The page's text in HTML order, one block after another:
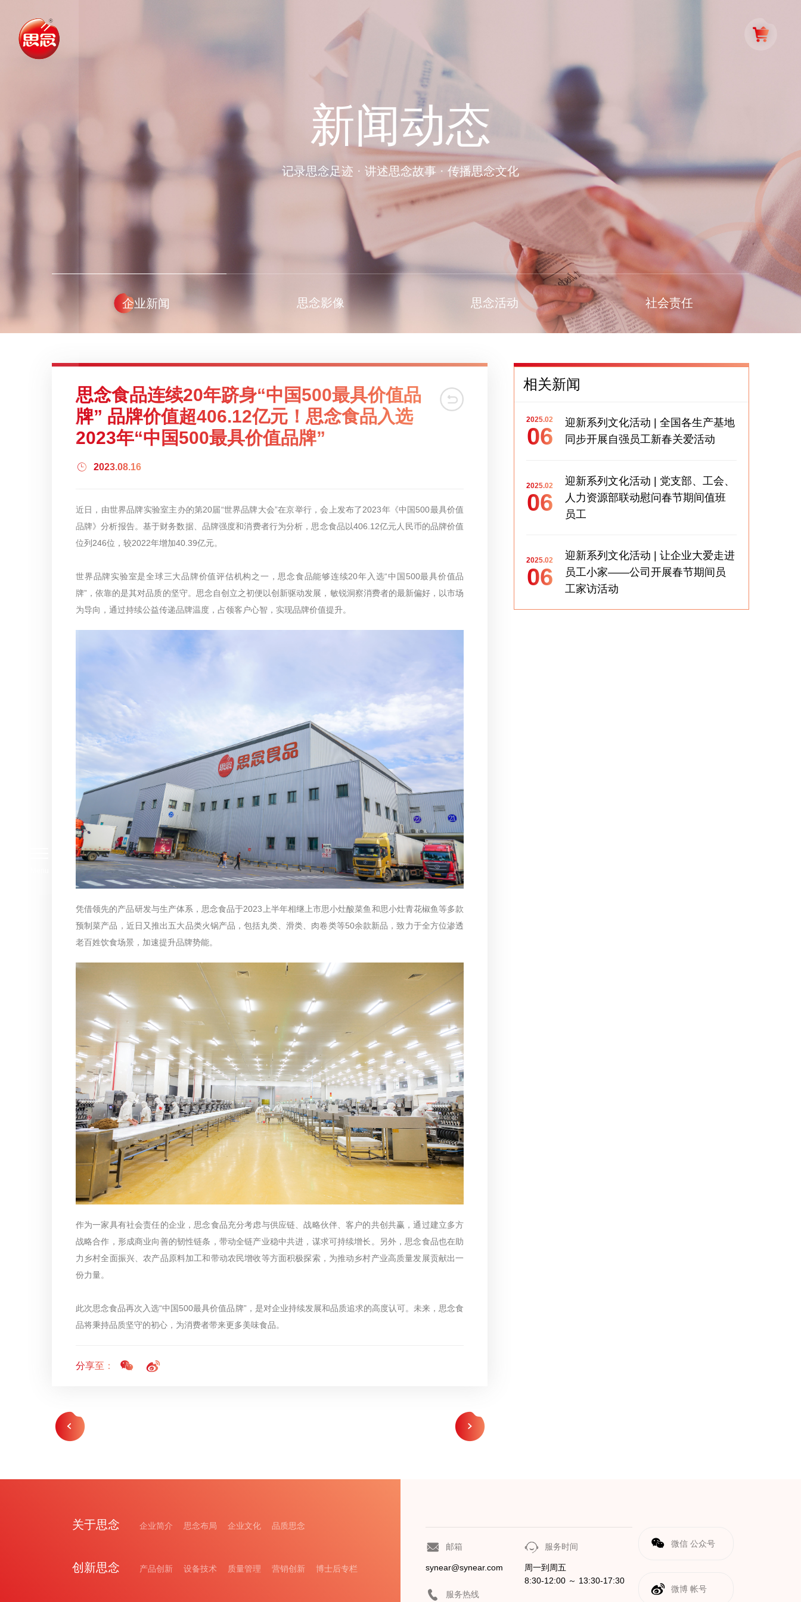
新闻动态
记录思念足迹 · 讲述思念故事 · 传播思念文化
企业新闻 思念影像 思念活动 社会责任
思念食品连续20年跻身“中国500最具价值品
牌” 品牌价值超406.12亿元！思念食品入选
2023年“中国500最具价值品牌”
2023.08.16
近日，由世界品牌实验室主办的第20届“世界品牌大会”在京举行，会上发布了2023年《中国500最具价值
品牌》分析报告。基于财务数据、品牌强度和消费者行为分析，思念食品以406.12亿元人民币的品牌价值
位列246位，较2022年增加40.39亿元。
世界品牌实验室是全球三大品牌价值评估机构之一，思念食品能够连续20年入选“中国500最具价值品
牌”，依靠的是其对品质的坚守。思念自创立之初便以创新驱动发展，敏锐洞察消费者的最新偏好，以市场
为导向，通过持续公益传递品牌温度，占领客户心智，实现品牌价值提升。
凭借领先的产品研发与生产体系，思念食品于2023上半年相继上市思小灶酸菜鱼和思小灶青花椒鱼等多款
预制菜产品，近日又推出五大品类火锅产品，包括丸类、滑类、肉卷类等50余款新品，致力于全方位渗透
老百姓饮食场景，加速提升品牌势能。
作为一家具有社会责任的企业，思念食品充分考虑与供应链、战略伙伴、客户的共创共赢，通过建立多方
战略合作，形成商业向善的韧性链条，带动全链产业稳中共进，谋求可持续增长。另外，思念食品也在助
力乡村全面振兴、农产品原料加工和带动农民增收等方面积极探索，为推动乡村产业高质量发展贡献出一
份力量。
此次思念食品再次入选“中国500最具价值品牌”，是对企业持续发展和品质追求的高度认可。未来，思念食
品将秉持品质坚守的初心，为消费者带来更多美味食品。
分享至：
相关新闻
2025.02
06
迎新系列文化活动 | 全国各生产基地
同步开展自强员工新春关爱活动
2025.02
06
迎新系列文化活动 | 党支部、工会、
人力资源部联动慰问春节期间值班
员工
2025.02
06
迎新系列文化活动 | 让企业大爱走进
员工小家——公司开展春节期间员
工家访活动
关于思念 企业简介 思念布局 企业文化 品质思念
创新思念 产品创新 设备技术 质量管理 营销创新 博士后专栏
邮箱
synear@synear.com
服务时间
周一到周五
8:30-12:00 ～ 13:30-17:30
服务热线
微信 公众号
微博 帐号